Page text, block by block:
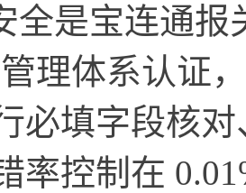
全是宝连通报
理体系认证
必填字段核
率控制在